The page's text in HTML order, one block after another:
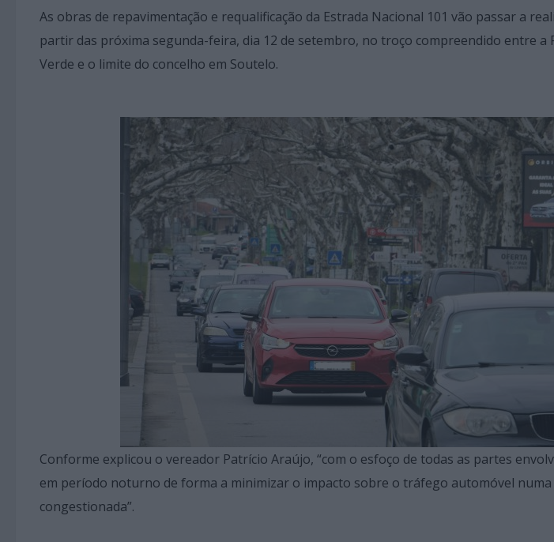
As obras de repavimentação e requalificação da Estrada Nacional 101 vão passar a
partir das próxima segunda-feira, dia 12 de setembro, no troço compreendido entre a
Verde e o limite do concelho em Soutelo.
Conforme explicou o vereador Patrício Araújo, “com o esfoço de todas as partes
em período noturno de forma a minimizar o impacto sobre o tráfego automóvel
congestionada”.